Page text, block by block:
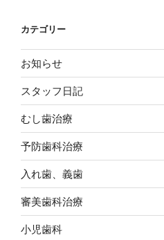
カテゴリー
お知らせ
スタッフ日記
むし歯治療
予防歯科治療
入れ歯、義歯
審美歯科治療
小児歯科